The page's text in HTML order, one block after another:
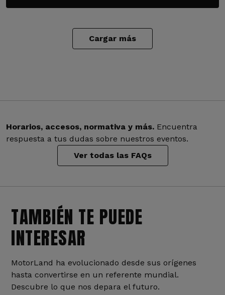
Cargar más
Horarios, accesos, normativa y más. Encuentra
respuesta a tus dudas sobre nuestros eventos.
Ver todas las FAQs
TAMBIÉN TE PUEDE
INTERESAR
MotorLand ha evolucionado desde sus orígenes
hasta convertirse en un referente mundial.
Descubre lo que nos depara el futuro.